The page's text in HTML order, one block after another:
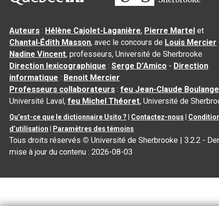
Auteurs : Hélène Cajolet-Laganière, Pierre Martel et
Chantal‑Édith Masson, avec le concours de Louis Mercier
Nadine Vincent, professeurs, Université de Sherbrooke
Direction lexicographique :Serge D’Amico - Direction
informatique : Benoit Mercier
Professeurs collaborateurs :feu Jean-Claude
Université Laval,feu Michel Théoret, Université de
Qu’est-ce que le dictionnaire Usito ? Contactez-nous
d’utilisation
Paramètres des témoins
Tous droits réservés © Université de Sherbrooke |3.2.2 -
mise à jour du contenu :2026-08-03